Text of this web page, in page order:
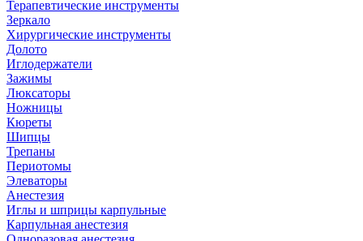
Терапевтические инструменты
Зеркало
Хирургические инструменты
Долото
Иглодержатели
Зажимы
Люксаторы
Ножницы
Кюреты
Шипцы
Трепаны
Периотомы
Элеваторы
Анестезия
Иглы и шприцы карпульные
Карпульная анестезия